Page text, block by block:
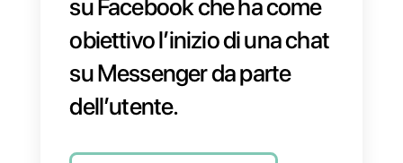
a scoprire quali sono gli
step da seguire per creare
un inserzione pubblicitaria
su Facebook che ha come